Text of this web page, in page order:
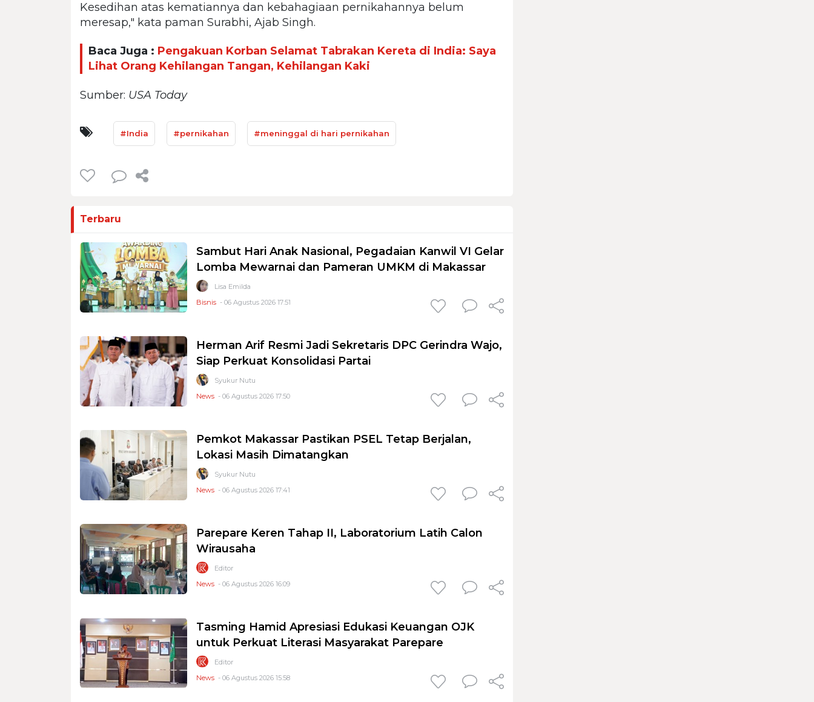
Kesedihan atas kematiannya dan kebahagiaan pernikahannya belum
meresap," kata paman Surabhi, Ajab Singh.
Baca Juga : Pengakuan Korban Selamat Tabrakan Kereta di India: Saya
Lihat Orang Kehilangan Tangan, Kehilangan Kaki
Sumber: USA Today
#India #pernikahan #meninggal di hari pernikahan
Terbaru
Sambut Hari Anak Nasional, Pegadaian Kanwil VI Gelar
Lomba Mewarnai dan Pameran UMKM di Makassar
Lisa Emilda
Bisnis - 06 Agustus 2026 17:51
Herman Arif Resmi Jadi Sekretaris DPC Gerindra Wajo,
Siap Perkuat Konsolidasi Partai
Syukur Nutu
News - 06 Agustus 2026 17:50
Pemkot Makassar Pastikan PSEL Tetap Berjalan,
Lokasi Masih Dimatangkan
Syukur Nutu
News - 06 Agustus 2026 17:41
Parepare Keren Tahap II, Laboratorium Latih Calon
Wirausaha
Editor
News - 06 Agustus 2026 16:09
Tasming Hamid Apresiasi Edukasi Keuangan OJK
untuk Perkuat Literasi Masyarakat Parepare
Editor
News - 06 Agustus 2026 15:58